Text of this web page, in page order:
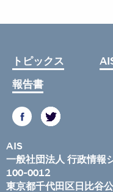
トピックス
報告書
AIS
一般社団法人 行政情報
100-0012
東京都千代田区日比